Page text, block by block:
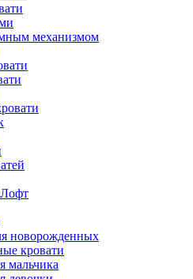
механизмом
новорожденных
кровати
мальчика